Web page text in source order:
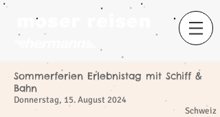
Sommerferien Erlebnistag mit Schiff &
Bahn
Donnerstag, 15. August 2024
​
Schweiz